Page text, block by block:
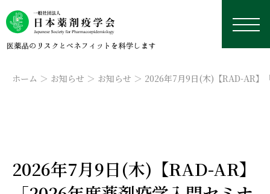
薬剤疫学とは
学術総会
研究デザイン・用語集
ホーム お知らせ お知らせ 2026年7月9日(木)【RAD-AR】
2026年7月9日(木)【RAD-AR】